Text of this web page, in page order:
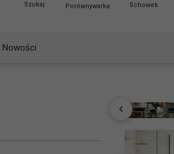
Szukaj Porównywarka Schowek
Nowości